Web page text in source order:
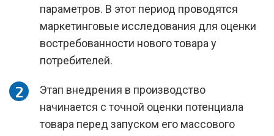
параметров. В этот период проводятся
маркетинговые исследования для оценки
востребованности нового товара у
потребителей.
Этап внедрения в производство
начинается с точной оценки потенциала
товара перед запуском его массового